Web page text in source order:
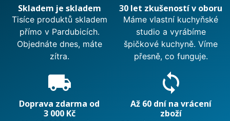
Skladem je skladem
Tisíce produktů skladem
přímo v Pardubicích.
Objednáte dnes, máte
zítra.
30 let zkušeností v oboru
Máme vlastní kuchyňské
studio a vyrábíme
špičkové kuchyně. Víme
přesně, co funguje.
local_shipping
Doprava zdarma od
3 000 Kč
sync
Až 60 dní na vrácení
zboží